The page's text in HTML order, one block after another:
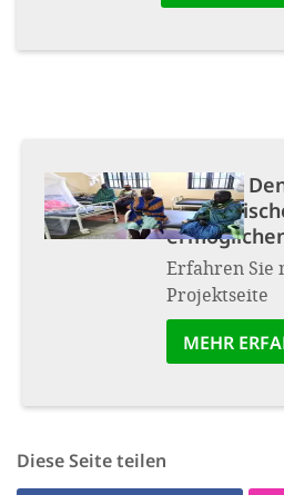
Projekt:
Erfahren Sie
Projektseite
MEHR
Diese Seite teilen